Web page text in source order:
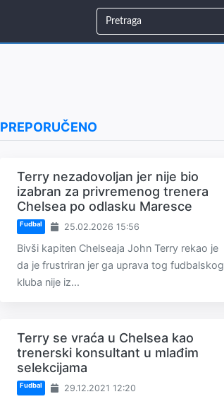
PREPORUČENO
Terry nezadovoljan jer nije bio
izabran za privremenog trenera
Chelsea po odlasku Maresce
Fudbal 25.02.2026 15:56
Bivši kapiten Chelseaja John Terry rekao je
da je frustriran jer ga uprava tog fudbalskog
kluba nije iz...
Terry se vraća u Chelsea kao
trenerski konsultant u mlađim
selekcijama
Fudbal 29.12.2021 12:20